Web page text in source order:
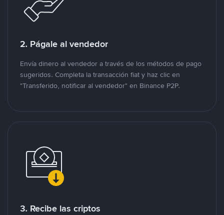
2. Págale al vendedor
Envía dinero al vendedor a través de los métodos de pago
sugeridos. Completa la transacción fiat y haz clic en
"Transferido, notificar al vendedor" en Binance P2P.
3. Recibe las criptos